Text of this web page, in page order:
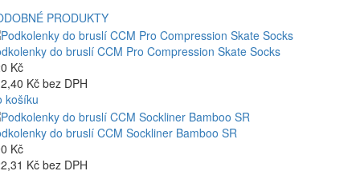
PRODUKTY
do bruslí CCM Pro Compression Skate Socks
Kč
Kč bez DPH
košíku
do bruslí CCM Sockliner Bamboo SR
Kč
Kč bez DPH